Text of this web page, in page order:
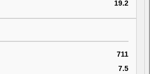
19.2
711
7.5